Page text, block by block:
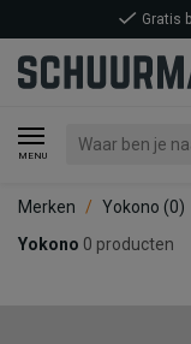
MENU
Gratis
Merken Yokono (0)
Yokono 0 producten